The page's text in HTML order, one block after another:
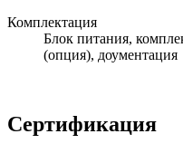
Комплектация
Блок питания,
(опция), доументация
Сертификация